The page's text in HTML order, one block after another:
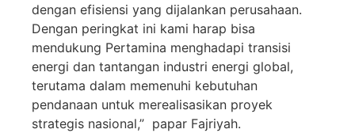
dengan efisiensi yang dijalankan perusahaan.
Dengan peringkat ini kami harap bisa
mendukung Pertamina menghadapi transisi
energi dan tantangan industri energi global,
terutama dalam memenuhi kebutuhan
pendanaan untuk merealisasikan proyek
strategis nasional,” papar Fajriyah.